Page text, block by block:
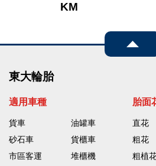
抓地力
KM
東大輪胎
適用車種
貨車
砂石車
市區客運
油罐車
貨櫃車
堆櫃機
胎面
直花
粗花
粗植